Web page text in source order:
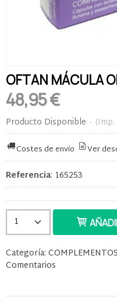
OFTAN MÁCULA
48,95 €
Producto Disponible -
Costes de envío Ver
Referencia: 165253
Categoría:
Comentarios